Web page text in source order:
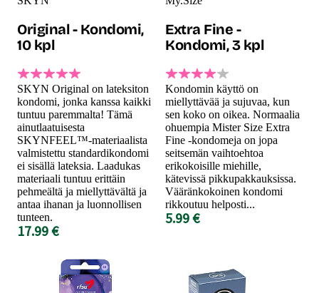
Original - Kondomi,
10 kpl
SKYN Original on lateksiton
kondomi, jonka kanssa kaikki
tuntuu paremmalta! Tämä
ainutlaatuisesta
SKYNFEEL™-materiaalista
valmistettu standardikondomi
ei sisällä lateksia. Laadukas
materiaali tuntuu erittäin
pehmeältä ja miellyttävältä ja
antaa ihanan ja luonnollisen
tunteen.
17.99 €
Extra Fine -
Kondomi, 3 kpl
Kondomin käyttö on
miellyttävää ja sujuvaa, kun
sen koko on oikea. Normaalia
ohuempia Mister Size Extra
Fine -kondomeja on jopa
seitsemän vaihtoehtoa
erikokoisille miehille,
kätevissä pikkupakkauksissa.
Vääränkokoinen kondomi
rikkoutuu helposti...
5.99 €